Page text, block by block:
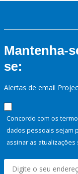
Mantenha-
se:
Alertas de email
Concordo com os
dados pessoais sejam
assinar as atualizações